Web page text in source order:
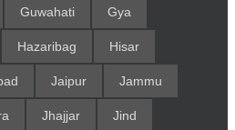
Guwahati Gya
Hazaribag Hisar
Jaipur Jammu
Jhajjar Jind